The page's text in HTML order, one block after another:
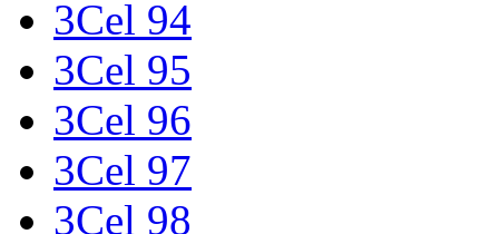
3Cel 94
3Cel 95
3Cel 96
3Cel 97
3Cel 98